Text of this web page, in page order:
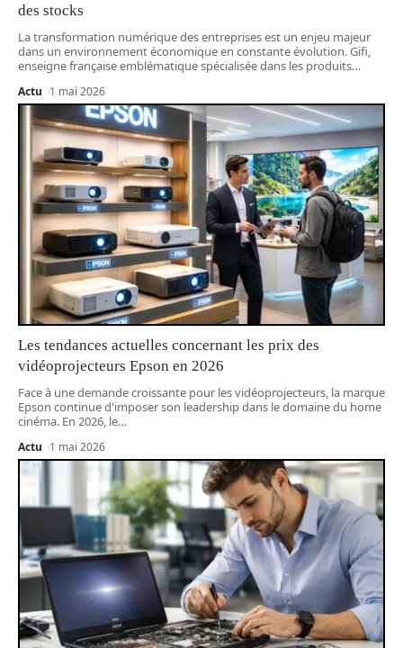
des stocks
La transformation numérique des entreprises est un enjeu majeur
dans un environnement économique en constante évolution. Gifi,
enseigne française emblématique spécialisée dans les produits…
Actu 1 mai 2026
Les tendances actuelles concernant les prix des
vidéoprojecteurs Epson en 2026
Face à une demande croissante pour les vidéoprojecteurs, la marque
Epson continue d'imposer son leadership dans le domaine du home
cinéma. En 2026, le…
Actu 1 mai 2026